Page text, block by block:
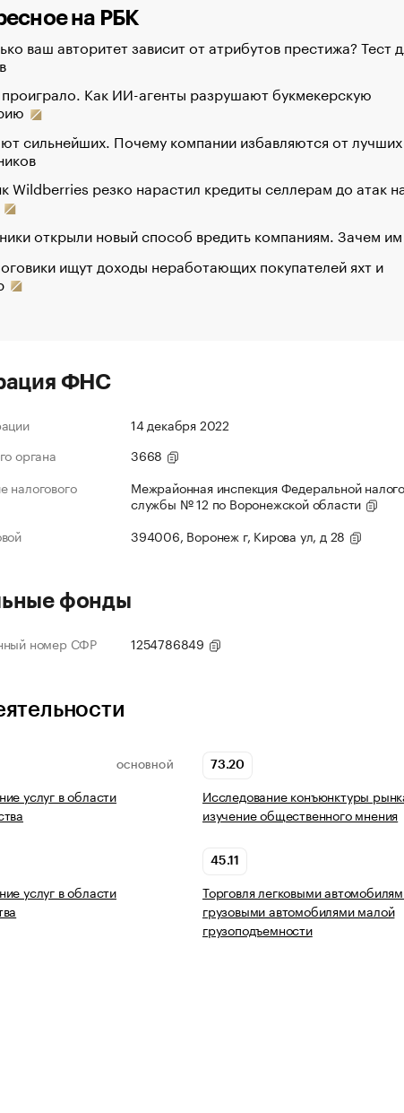
на РБК
ваш авторитет зависит от атрибутов престижа? Тест
Как ИИ-агенты разрушают букмекерскую
сильнейших. Почему компании избавляются от лучших
Wildberries резко нарастил кредиты селлерам до атак
открыли новый способ вредить компаниям. Зачем
ищут доходы неработающих покупателей яхт и
ФНС
14 декабря 2022
органа
3668
налогового
Межрайонная инспекция Федеральной
службы № 12 по Воронежской области
394006, Воронеж г, Кирова ул, д 28
фонды
номер СФР 1254786849
ОСНОВНОЙ
услуг в области
73.20
Исследование конъюнктуры
изучение общественного мнения
услуг в области
45.11
Торговля легковыми
грузовыми автомобилями малой
грузоподъемности